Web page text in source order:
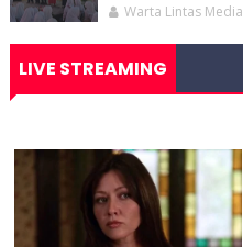
Warta Lintas Media
LIVE STREAMING